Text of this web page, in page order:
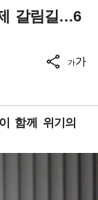
갈림길…6
가가
함께 위기의